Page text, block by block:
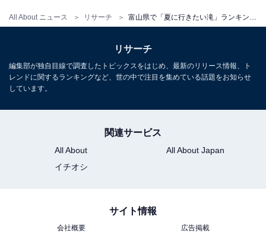
All About ニュース リサーチ 富山県で「夏に行きたい滝」ランキング！ 「龍神の滝」を倍以上の票数で抑えた1位は？【2025年調査】
リサーチ
編集部が独自目線で調査したトピックスをはじめ、最新のリリース情報、ト
レンドに関するランキングなど、世の中で注目を集めている話題をお知らせ
しています。
関連サービス
All About
All About Japan
イチオシ
サイト情報
会社概要
広告掲載